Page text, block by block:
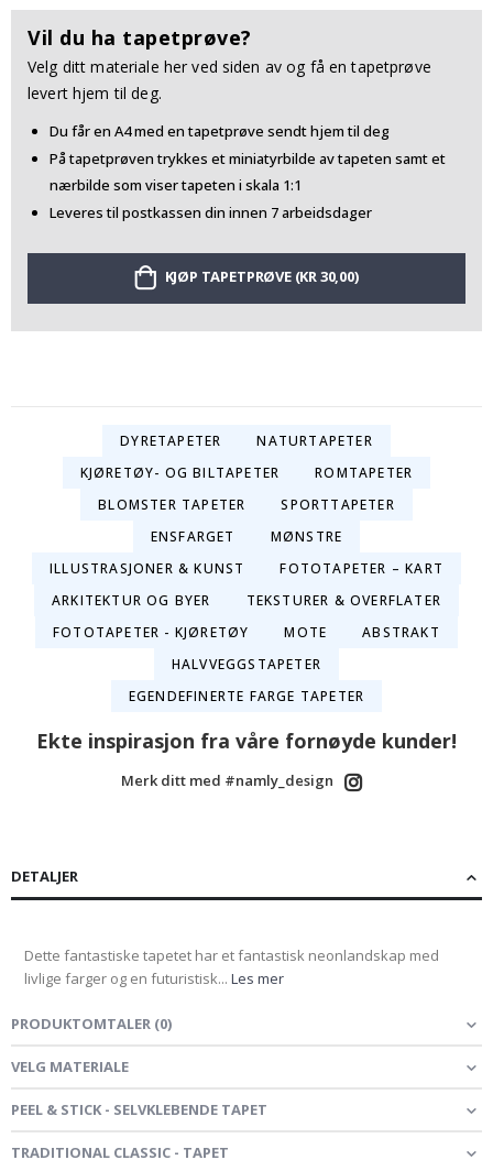
Vil du ha tapetprøve?
Velg ditt materiale her ved siden av og få en tapetprøve
levert hjem til deg.
Du får en A4 med en tapetprøve sendt hjem til deg
På tapetprøven trykkes et miniatyrbilde av tapeten samt et
nærbilde som viser tapeten i skala 1:1
Leveres til postkassen din innen 7 arbeidsdager
KJØP TAPETPRØVE (KR 30,00)
DYRETAPETER
NATURTAPETER
KJØRETØY- OG BILTAPETER
ROMTAPETER
BLOMSTER TAPETER
SPORTTAPETER
ENSFARGET
MØNSTRE
ILLUSTRASJONER & KUNST
FOTOTAPETER – KART
ARKITEKTUR OG BYER
TEKSTURER & OVERFLATER
FOTOTAPETER - KJØRETØY
MOTE
ABSTRAKT
HALVVEGGSTAPETER
EGENDEFINERTE FARGE TAPETER
Ekte inspirasjon fra våre fornøyde kunder!
Merk ditt med #namly_design
DETALJER
Dette fantastiske tapetet har et fantastisk neonlandskap med
livlige farger og en futuristisk... Les mer
PRODUKTOMTALER (0)
VELG MATERIALE
PEEL & STICK - SELVKLEBENDE TAPET
TRADITIONAL CLASSIC - TAPET